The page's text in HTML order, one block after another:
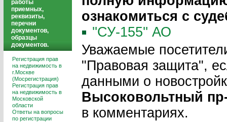
работы
приемных,
реквизиты,
перечни
документов,
образцы
документов.
Регистрация прав
на недвижимость в
г.Москве
(Мосрегистрация)
Регистрация прав
на недвижимость в
Московской
области
Ответы на вопросы
по регистрации
ознакомиться с
''СУ-155'' АО
Уважаемые
"Правовая защита",
данными о
Высоковольтный
в комментариях.